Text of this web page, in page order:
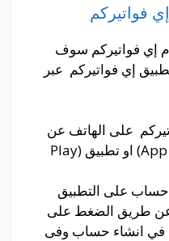
فواتيركم
إي فواتيركم سوف
إي فواتيركم عبر
على الهاتف عن
طريق تطبيق (App Store) او تطبيق (Play
حساب على التطبيق
طريق الضغط على
في انشاء حساب وفى